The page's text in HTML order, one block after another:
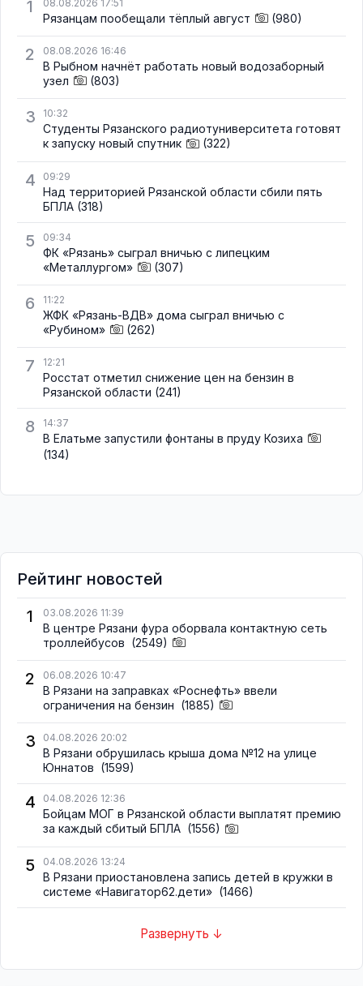
1 08.08.2026 17:51
Рязанцам пообещали тёплый август (980)
2 08.08.2026 16:46
В Рыбном начнёт работать новый водозаборный
узел
(803)
3 10:32
Студенты Рязанского радиотуниверситета готовят
к запуску новый спутник
(322)
4 09:29
Над территорией Рязанской области сбили пять
БПЛА (318)
5 09:34
ФК «Рязань» сыграл вничью с липецким
«Металлургом»
(307)
6 11:22
ЖФК «Рязань-ВДВ» дома сыграл вничью с
«Рубином»
(262)
7 12:21
Росстат отметил снижение цен на бензин в
Рязанской области (241)
8 14:37
В Елатьме запустили фонтаны в пруду Козиха
(134)
Рейтинг новостей
1
03.08.2026 11:39
В центре Рязани фура оборвала контактную сеть
троллейбусов (2549)
2 06.08.2026 10:47
В Рязани на заправках «Роснефть» ввели
ограничения на бензин (1885)
3 04.08.2026 20:02
В Рязани обрушилась крыша дома №12 на улице
Юннатов (1599)
4 04.08.2026 12:36
Бойцам МОГ в Рязанской области выплатят премию
за каждый сбитый БПЛА (1556)
5 04.08.2026 13:24
В Рязани приостановлена запись детей в кружки в
системе «Навигатор62.дети» (1466)
Развернуть ↓